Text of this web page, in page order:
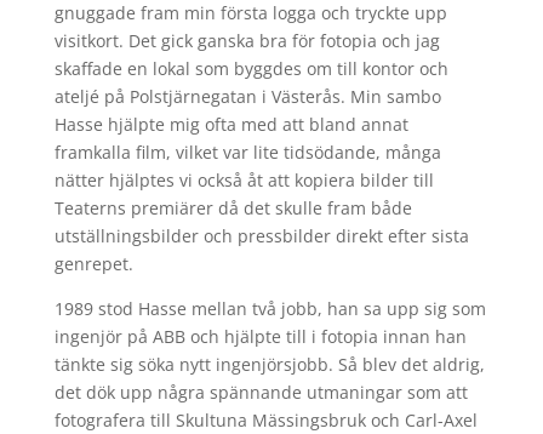
gnuggade fram min första logga och tryckte upp
visitkort. Det gick ganska bra för fotopia och jag
skaffade en lokal som byggdes om till kontor och
ateljé på Polstjärnegatan i Västerås. Min sambo
Hasse hjälpte mig ofta med att bland annat
framkalla film, vilket var lite tidsödande, många
nätter hjälptes vi också åt att kopiera bilder till
Teaterns premiärer då det skulle fram både
utställningsbilder och pressbilder direkt efter sista
genrepet.
1989 stod Hasse mellan två jobb, han sa upp sig som
ingenjör på ABB och hjälpte till i fotopia innan han
tänkte sig söka nytt ingenjörsjobb. Så blev det aldrig,
det dök upp några spännande utmaningar som att
fotografera till Skultuna Mässingsbruk och Carl-Axel